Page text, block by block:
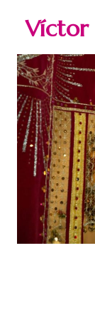
Víctor